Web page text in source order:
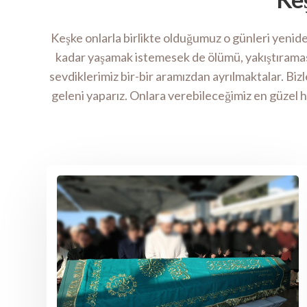
Keşke onlarla birlikte olduğumuz o günleri
kadar yaşamak istemesek de ölümü,
sevdiklerimiz bir-bir aramızdan ayrılmaktalar.
geleni yaparız. Onlara verebileceğimiz en güzel